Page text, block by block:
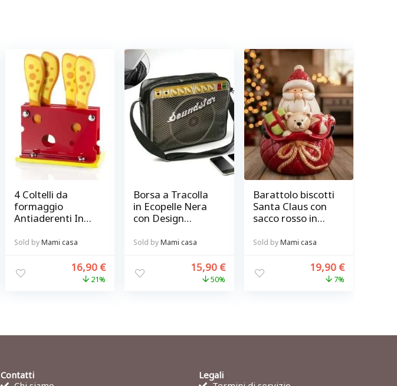
4 Coltelli da
formaggio
Antiaderenti Inox
plexiglas
Sold byMami casa
16,90 €
21%
Borsa a Tracolla
in Ecopelle Nera
con Design
Stampato
Sold byMami casa
15,90 €
50%
Barattolo biscotti
Santa Claus con
sacco rosso in
Sold by Mami casa
19,90 €
7%
Contatti
Legali